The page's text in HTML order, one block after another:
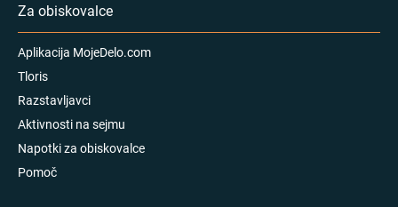
Za obiskovalce
Aplikacija MojeDelo.com
Tloris
Razstavljavci
Aktivnosti na sejmu
Napotki za obiskovalce
Pomoč